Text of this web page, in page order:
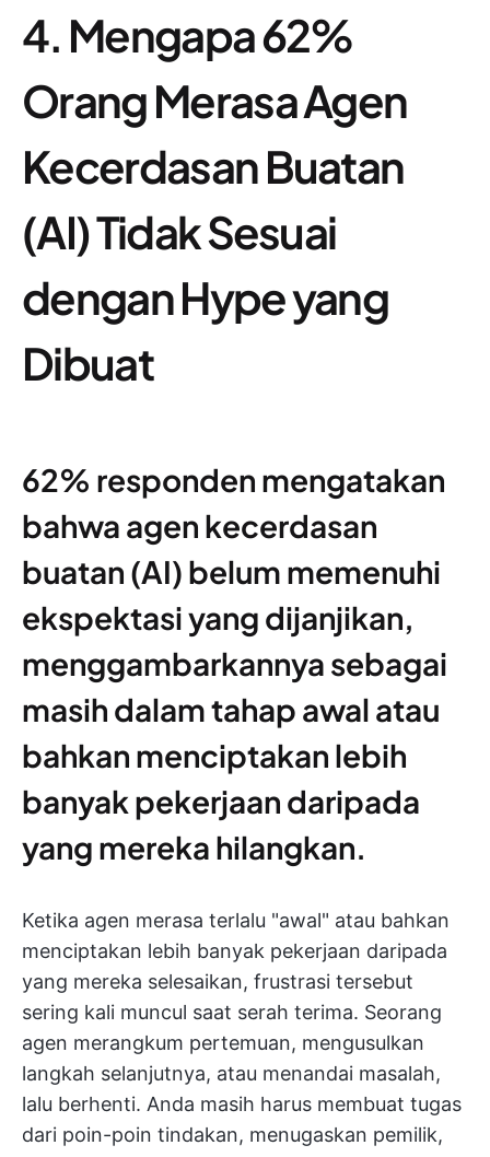
4. Mengapa 62%
Orang Merasa Agen
Kecerdasan Buatan
(AI) Tidak Sesuai
dengan Hype yang
Dibuat
62% responden mengatakan
bahwa agen kecerdasan
buatan (AI) belum memenuhi
ekspektasi yang dijanjikan,
menggambarkannya sebagai
masih dalam tahap awal atau
bahkan menciptakan lebih
banyak pekerjaan daripada
yang mereka hilangkan.
Ketika agen merasa terlalu "awal" atau bahkan
menciptakan lebih banyak pekerjaan daripada
yang mereka selesaikan, frustrasi tersebut
sering kali muncul saat serah terima. Seorang
agen merangkum pertemuan, mengusulkan
langkah selanjutnya, atau menandai masalah,
lalu berhenti. Anda masih harus membuat tugas
dari poin-poin tindakan, menugaskan pemilik,